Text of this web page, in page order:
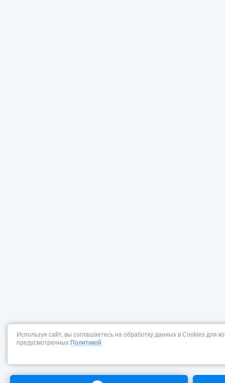
Используя сайт, вы соглашаетесь на обработку данных в Cookies для
предусмотренных Политикой